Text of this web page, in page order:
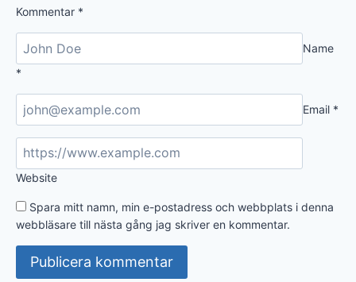
Kommentar *
Name
*
Email *
Website
Spara mitt namn, min e-postadress och webbplats i denna
webbläsare till nästa gång jag skriver en kommentar.